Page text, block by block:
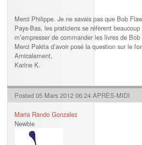
Merci Philippe. Je ne savais pas que Bob
Pays-Bas, les praticiens se réfèrent
m’empresser de commander les livres de
Merci Pakita d’avoir posé la question sur le
Amicalement,
Karine K.
Posted 05 Mars 2012 06:24 APRÈS-MIDI
Maria Rando Gonzalez
Newbie